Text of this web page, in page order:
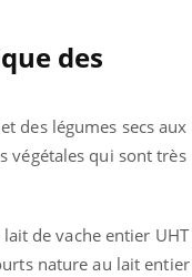
des
des légumes secs aux
végétales qui sont très
de vache entier UHT
nature au lait entier